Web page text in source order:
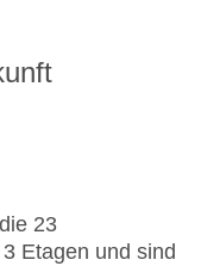
23
Etagen und sind